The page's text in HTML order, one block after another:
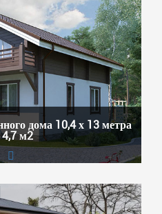
дома 10,4 х 13 метра
м2